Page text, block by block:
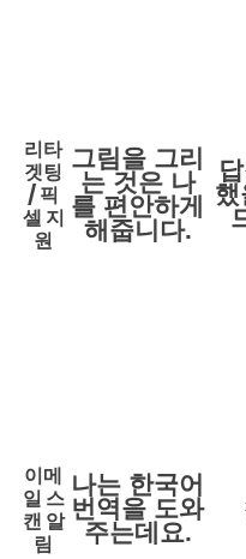
리타
겟팅
/ 픽
셀 지
원
그림을 그리
는 것은 나
를 편안하게
해줍니다.
했
이메
일 스
캔 알
림
나는 한국어
번역을 도와
주는데요.